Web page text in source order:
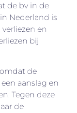
de bv in de
Nederland is
en
bij
de
aanslag en
Tegen deze
de